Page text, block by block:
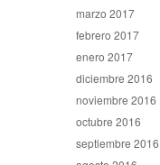
marzo 2017
febrero 2017
enero 2017
diciembre 2016
noviembre 2016
octubre 2016
septiembre 2016